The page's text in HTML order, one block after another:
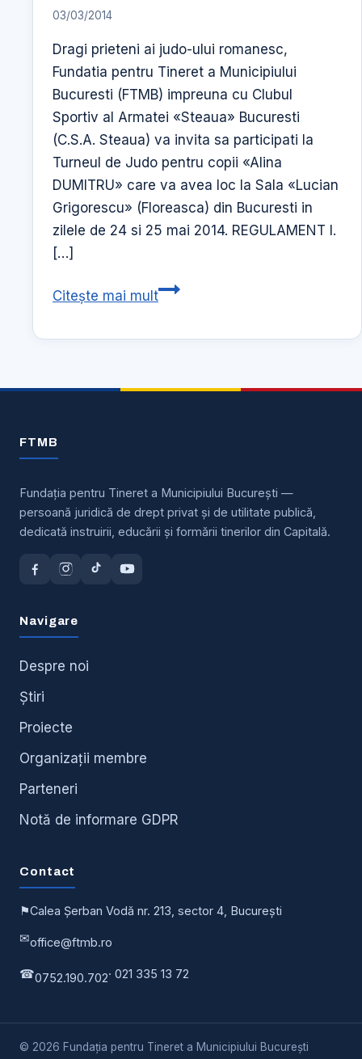
03/03/2014
Dragi prieteni ai judo-ului romanesc,
Fundatia pentru Tineret a Municipiului
Bucuresti (FTMB) impreuna cu Clubul
Sportiv al Armatei «Steaua» Bucuresti
(C.S.A. Steaua) va invita sa participati la
Turneul de Judo pentru copii «Alina
DUMITRU» care va avea loc la Sala «Lucian
Grigorescu» (Floreasca) din Bucuresti in
zilele de 24 si 25 mai 2014. REGULAMENT I.
[…]
Citește mai multInvitaţie
ediţia
a
II-
FTMB
Fundația pentru Tineret a Municipiului București —
persoană juridică de drept privat și de utilitate publică,
dedicată instruirii, educării și formării tinerilor din Capitală.
Navigare
Despre noi
Știri
Proiecte
Organizații membre
Parteneri
Notă de informare GDPR
Contact
⚑Calea Șerban Vodă nr. 213, sector 4, București
✉office@ftmb.ro
☎0752.190.702· 021 335 13 72
© 2026 Fundația pentru Tineret a Municipiului București